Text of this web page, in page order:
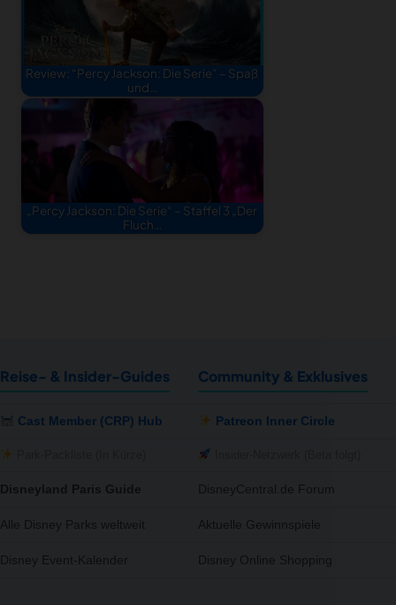
Review: “Percy Jackson: Die Serie” – Spaß
und…
„Percy Jackson: Die Serie“ – Staffel 3 „Der
Fluch…
Reise- & Insider-Guides
Cast Member (CRP) Hub
Disneyland Paris Guide
Alle Disney Parks weltweit
Disney Event-Kalender
Community & Exklusives
Patreon Inner Circle
DisneyCentral.de Forum
Aktuelle Gewinnspiele
Disney Online Shopping